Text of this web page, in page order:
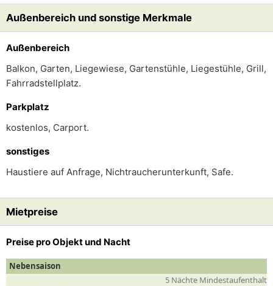
Außenbereich und sonstige Merkmale
Außenbereich
Balkon, Garten, Liegewiese, Gartenstühle, Liegestühle, Grill,
Fahrradstellplatz.
Parkplatz
kostenlos, Carport.
sonstiges
Haustiere auf Anfrage, Nichtraucherunterkunft, Safe.
Mietpreise
Preise pro Objekt und Nacht
Nebensaison
5 Nächte Mindestaufenthalt